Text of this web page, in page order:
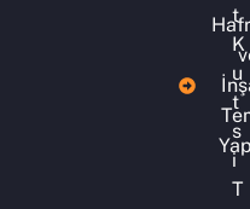
t
K
u
t
s
i
T